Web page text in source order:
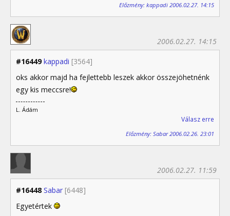
Előzmény: kappadi 2006.02.27. 14:15
#16449 kappadi [3564]
2006.02.27. 14:15
oks akkor majd ha fejlettebb leszek akkor összejöhetnénk
egy kis meccsre!
L. Ádám
Válasz erre
Előzmény: Sabar 2006.02.26. 23:01
#16448 Sabar [6448]
2006.02.27. 11:59
Egyetértek